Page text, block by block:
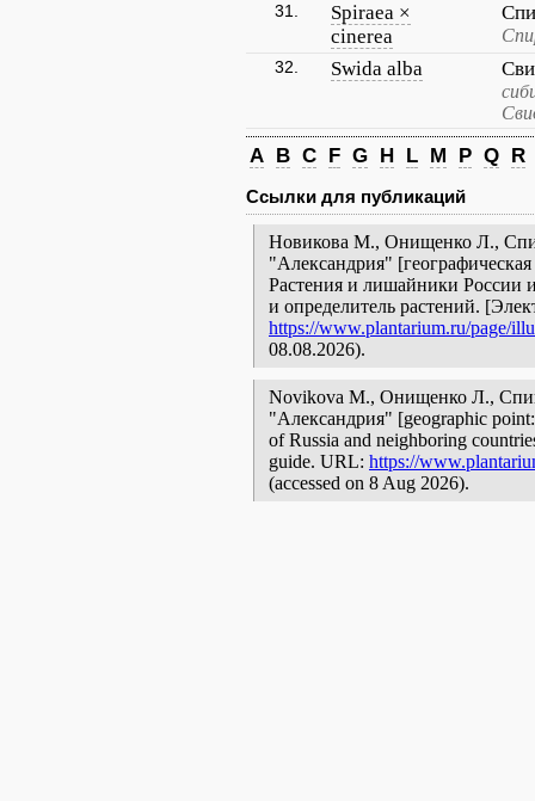
31.
Spiraea ×
cinerea
32. Swida alba
A B C F G H L M P Q R
Ссылки для публикаций
Новикова М., Онищенко Л.,
"Александрия"
Растения и лишайники России
и определитель растений.
https://www.plantarium.ru/page/
08.08.2026).
Novikova M., Онищенко Л.,
"Александрия" [geographic
of Russia and neighboring
guide. URL: https://
(accessed on 8 Aug 2026).